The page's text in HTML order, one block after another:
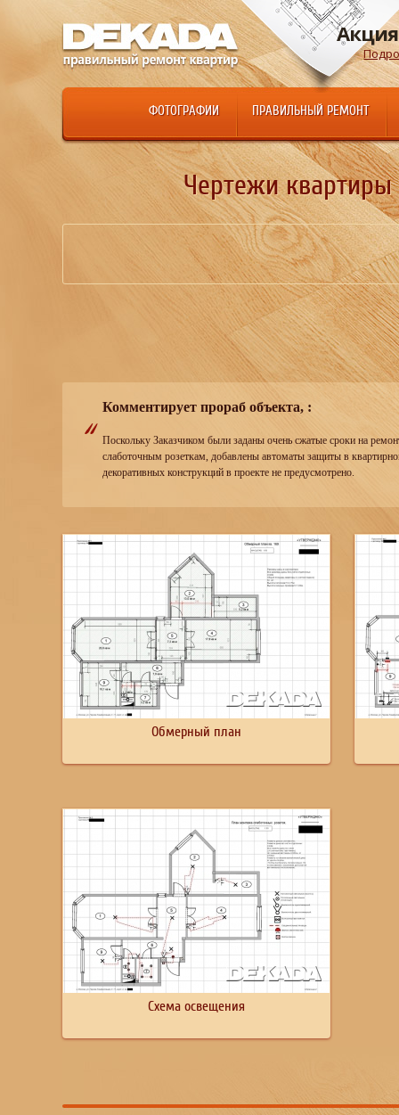
ФОТОГРАФИИ ПРАВИЛЬНЫЙ РЕМОНТ
Чертежи квартиры
Комментирует прораб объекта, :
Поскольку Заказчиком были заданы очень сжатые сроки на
слаботочным розеткам, добавлены автоматы защиты в
декоративных конструкций в проекте не предусмотрено.
Обмерный план
Схема освещения